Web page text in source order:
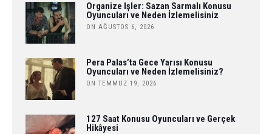
Organize İşler: Sazan Sarmalı Konusu
Oyuncuları ve Neden İzlemelisiniz
ON AĞUSTOS 6, 2026
Pera Palas’ta Gece Yarısı Konusu
Oyuncuları ve Neden İzlemelisiniz?
ON TEMMUZ 19, 2026
127 Saat Konusu Oyuncuları ve Gerçek
Hikâyesi